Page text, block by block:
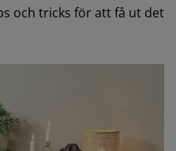
och tricks för att få ut det